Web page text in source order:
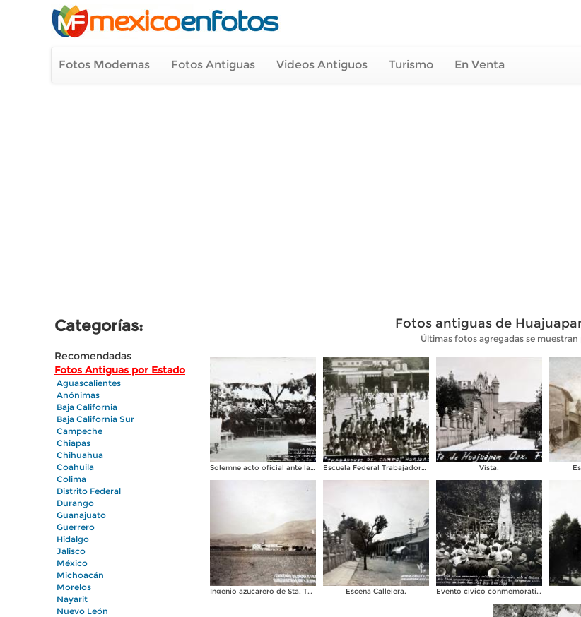
Fotos Modernas Fotos Antiguas Videos Antiguos Turismo En Venta
Categorías:
Recomendadas
Fotos Antiguas por Estado
Aguascalientes
Anónimas
Baja California
Baja California Sur
Campeche
Chiapas
Chihuahua
Coahuila
Colima
Distrito Federal
Durango
Guanajuato
Guerrero
Hidalgo
Jalisco
México
Michoacán
Morelos
Nayarit
Nuevo León
Fotos antiguas de
Últimas fotos agregadas se muestran
Solemne acto oficial ante la estatua del General Antonio de Leon en el primer centenario de su muerte Fechada el dia 8 de Septiembre de 1947 Escuela Federal Trabajadores del campo. Vista.
Ingenio azucarero de Sta. Teresa. Escena Callejera. Evento civico conmemorativo Fechada el dia 8 de Septiembre de 1947